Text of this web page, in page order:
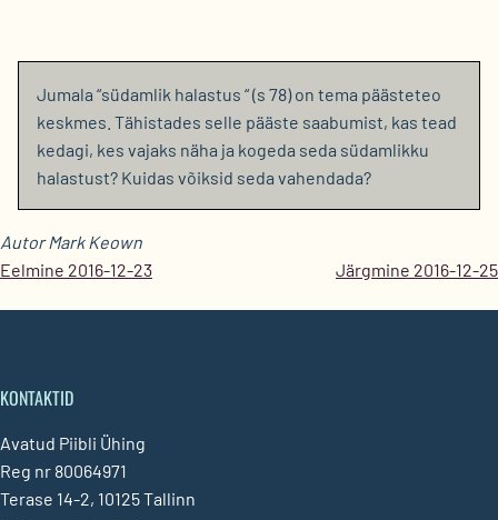
Jumala “südamlik halastus “ (s 78) on tema päästeteo
keskmes. Tähistades selle pääste saabumist, kas tead
kedagi, kes vajaks näha ja kogeda seda südamlikku
halastust? Kuidas võiksid seda vahendada?
Autor Mark Keown
Eelmine 2016-12-23
Järgmine 2016-12-25
KONTAKTID
Avatud Piibli Ühing
Reg nr 80064971
Terase 14-2, 10125 Tallinn